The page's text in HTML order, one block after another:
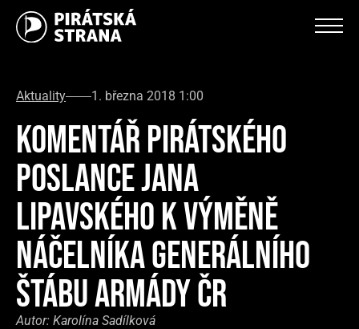
Aktuality 1. března 2018 1:00
KOMENTÁŘ PIRÁTSKÉHO
POSLANCE JANA
LIPAVSKÉHO K VÝMĚNĚ
NÁČELNÍKA GENERÁLNÍHO
ŠTÁBU ARMÁDY ČR
Autor: Karolína Sadílková